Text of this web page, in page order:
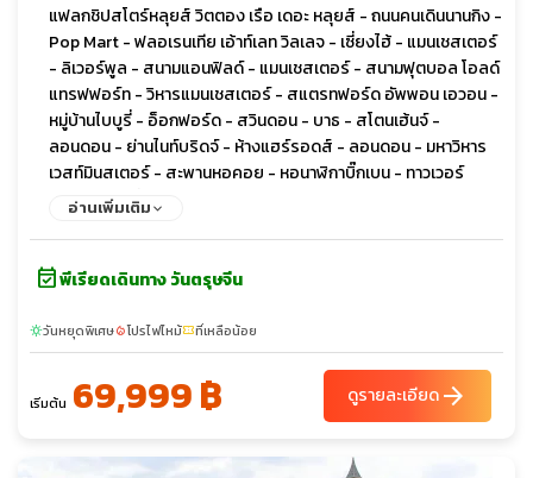
แฟลกชิปสโตร์หลุยส์ วิตตอง เรือ เดอะ หลุยส์ - ถนนคนเดินนานกิง -
Pop Mart - ฟลอเรนเทีย เอ้าท์เลท วิลเลจ - เซี่ยงไฮ้ - แมนเชสเตอร์
- ลิเวอร์พูล - สนามแอนฟิลด์ - แมนเชสเตอร์ - สนามฟุตบอล โอลด์
แทรฟฟอร์ท - วิหารแมนเชสเตอร์ - สแตรทฟอร์ด อัพพอน เอวอน -
หมู่บ้านไบบูรี่ - อ็อกฟอร์ด - สวินดอน - บาธ - สโตนเฮ้นจ์ -
ลอนดอน - ย่านไนท์บริดจ์ - ห้างแฮร์รอดส์ - ลอนดอน - มหาวิหาร
เวสท์มินสเตอร์ - สะพานหอคอย - หอนาฬิกาบิ๊กเบน - ทาวเวอร์
บริดจ์ - ช้อปปิ้ง ถนน Oxford - ลอนดอน - Bicester Village
อ่านเพิ่มเติม
event_availableพีเรียดเดินทาง วันตรุษจีน
sunnyวันหยุดพิเศษlocal_fire_departmentโปรไฟไหม้confirmation_numberที่เหลือน้อย
เริ่มต้น 69,999 ฿ ดูรายละเอียดarrow_forward